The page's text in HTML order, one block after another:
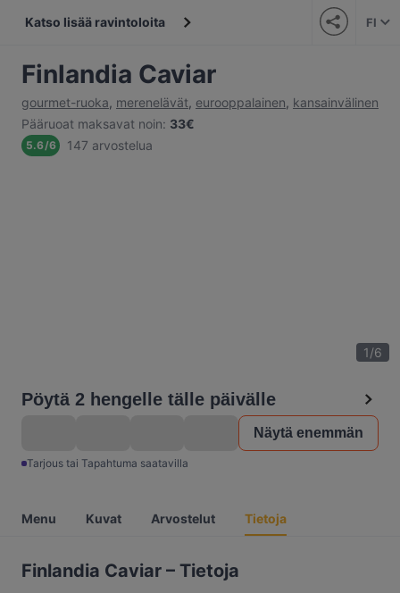
Katso lisää ravintoloita FI
Finlandia Caviar
gourmet-ruoka, merenelävät, eurooppalainen, kansainvälinen
Pääruoat maksavat noin: 33€
5.6/6 147 arvostelua
1/6
Pöytä 2 hengelle tälle päivälle
Näytä enemmän
Tarjous tai Tapahtuma saatavilla
Menu Kuvat Arvostelut Tietoja
Finlandia Caviar – Tietoja